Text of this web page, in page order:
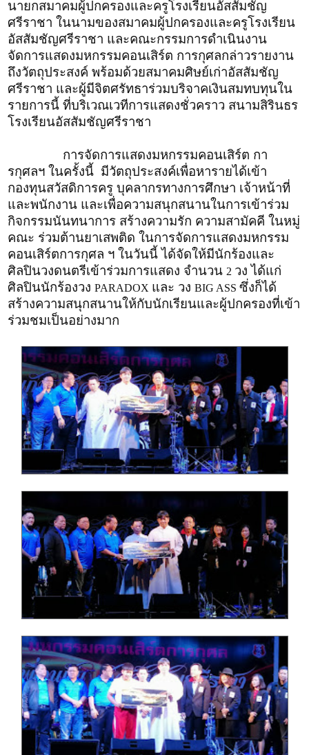
นายกสมาคมผู้ปกครองและครูโรงเรียนอัสสัมชัญ
ศรีราชา ในนามของสมาคมผู้ปกครองและครูโรงเรียน
อัสสัมชัญศรีราชา และคณะกรรมการดำเนินงาน
จัดการแสดงมหกรรมคอนเสิร์ต การกุศลกล่าวรายงาน
ถึงวัตถุประสงค์ พร้อมด้วยสมาคมศิษย์เก่าอัสสัมชัญ
ศรีราชา และผู้มีจิตศรัทธาร่วมบริจาคเงินสมทบทุนใน
รายการนี้ ที่บริเวณเวทีการแสดงชั่วคราว สนามสิรินธร
โรงเรียนอัสสัมชัญศรีราชา
การจัดการแสดงมหกรรมคอนเสิร์ต กา
รกุศลฯ ในครั้งนี้ มีวัตถุประสงค์เพื่อหารายได้เข้า
กองทุนสวัสดิการครู บุคลากรทางการศึกษา เจ้าหน้าที่
และพนักงาน และเพื่อความสนุกสนานในการเข้าร่วม
กิจกรรมนันทนาการ สร้างความรัก ความสามัคคี ในหมู่
คณะ ร่วมต้านยาเสพติด ในการจัดการแสดงมหกรรม
คอนเสิร์ตการกุศล ฯ ในวันนี้ ได้จัดให้มีนักร้องและ
ศิลปินวงดนตรีเข้าร่วมการแสดง จำนวน 2 วง ได้แก่
ศิลปินนักร้องวง PARADOX และ วง BIG ASS ซึ่งก็ได้
สร้างความสนุกสนานให้กับนักเรียนและผู้ปกครองที่เข้า
ร่วมชมเป็นอย่างมาก